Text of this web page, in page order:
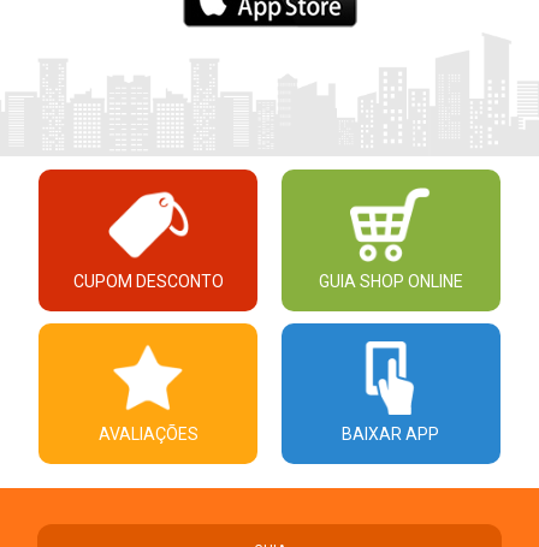
CUPOM DESCONTO GUIA SHOP ONLINE
AVALIAÇÕES BAIXAR APP